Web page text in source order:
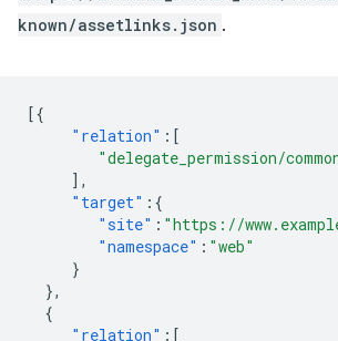
known/assetlinks.json .
[{
"relation" :[
"delegate_permission/
],
"target" :{
"site" : "https://
"namespace" : "web"
}
},
{
"relation" :[